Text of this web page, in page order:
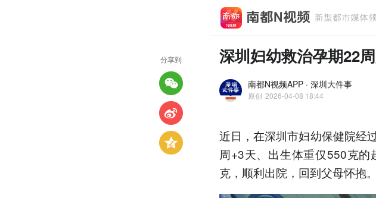
深圳妇幼救治孕期22
南都N视频APP · 深圳大件事
原创 2026-04-08 18:44
近日，在深圳市妇幼保健院经
周+3天、出生体重仅550克的
克，顺利出院，回到父母怀抱。
分享到